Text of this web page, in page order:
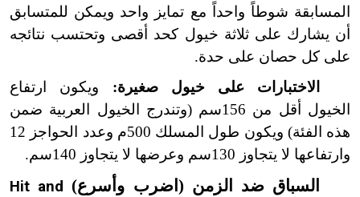
المسابقة شوطاً واحداً مع تمايز واحد ويمكن للمتسابق
أن يشارك على ثلاثة خيول كحد أقصى وتحتسب نتائجه
على كل حصان على حدة.
الاختبارات على خيول صغيرة: ويكون ارتفاع
الخيول أقل من 156سم (وتندرج الخيول العربية ضمن
هذه الفئة) ويكون طول المسلك 500م وعدد الحواجز 12
وارتفاعها لا يتجاوز 130سم وعرضها لا يتجاوز 140سم.
السباق ضد الزمن (اضرب وأسرع)
Hit and